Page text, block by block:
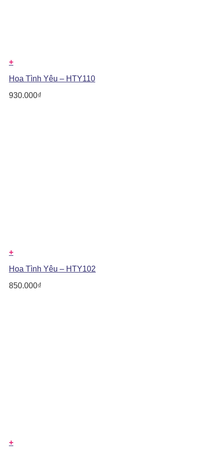
+
Hoa Tình Yêu – HTY110
930.000₫
+
Hoa Tình Yêu – HTY102
850.000₫
+